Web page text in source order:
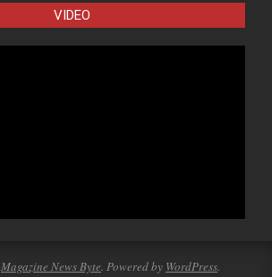
VIDEO
Magazine News Byte. Powered by WordPress.